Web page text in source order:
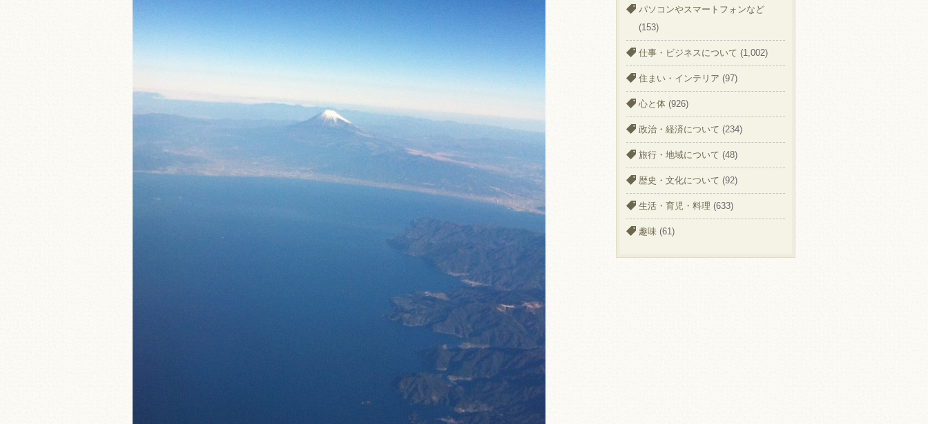
パソコンやスマートフォンなど
(153)
仕事・ビジネスについて (1,002)
住まい・インテリア (97)
心と体 (926)
政治・経済について (234)
旅行・地域について (48)
歴史・文化について (92)
生活・育児・料理 (633)
趣味 (61)